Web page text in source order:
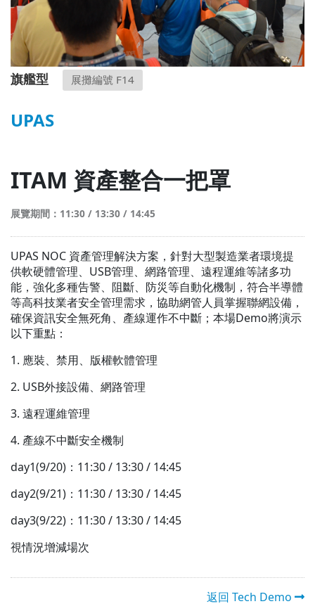
旗艦型 展攤編號 F14
UPAS
ITAM 資產整合一把罩
展覽期間：11:30 / 13:30 / 14:45
UPAS NOC 資產管理解決方案，針對大型製造業者環境提
供軟硬體管理、USB管理、網路管理、遠程運維等諸多功
能，強化多種告警、阻斷、防災等自動化機制，符合半導體
等高科技業者安全管理需求，協助網管人員掌握聯網設備，
確保資訊安全無死角、產線運作不中斷；本場Demo將演示
以下重點：
1. 應裝、禁用、版權軟體管理
2. USB外接設備、網路管理
3. 遠程運維管理
4. 產線不中斷安全機制
day1(9/20)：11:30 / 13:30 / 14:45
day2(9/21) ：11:30 / 13:30 / 14:45
day3(9/22) ：11:30 / 13:30 / 14:45
視情況增減場次
返回 Tech Demo